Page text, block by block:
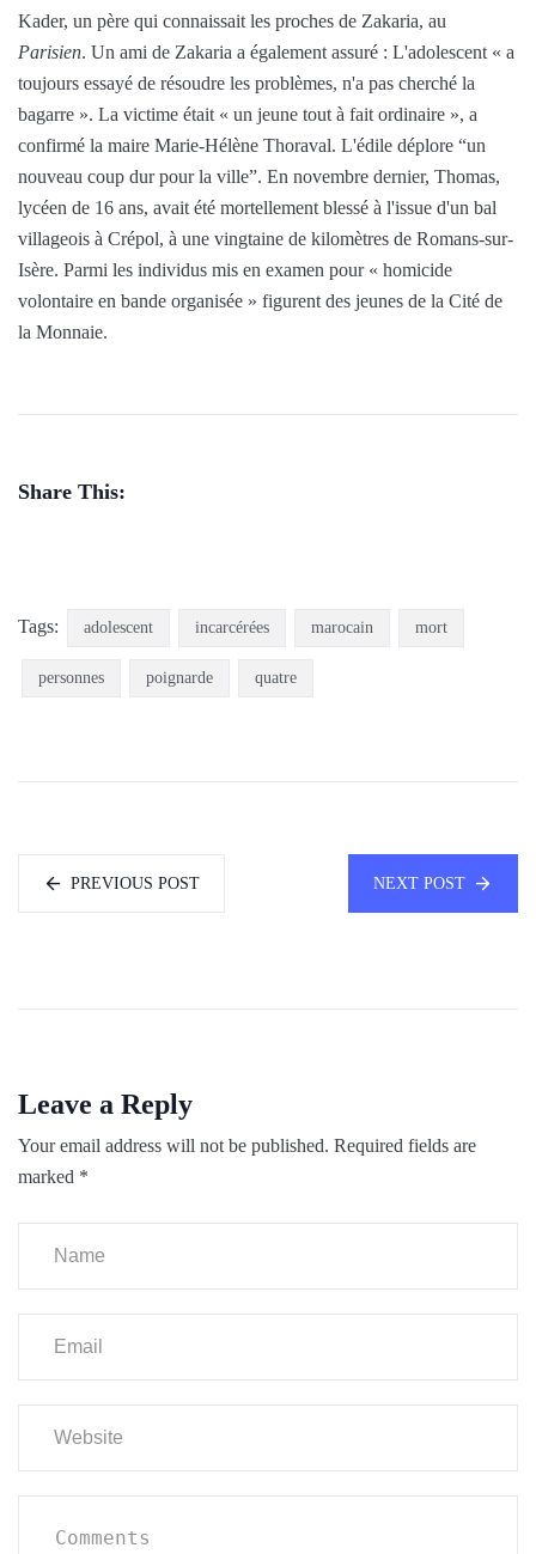
Kader, un père qui connaissait les proches de Zakaria, au
Parisien. Un ami de Zakaria a également assuré : L'adolescent « a
toujours essayé de résoudre les problèmes, n'a pas cherché la
bagarre ». La victime était « un jeune tout à fait ordinaire », a
confirmé la maire Marie-Hélène Thoraval. L'édile déplore “un
nouveau coup dur pour la ville”. En novembre dernier, Thomas,
lycéen de 16 ans, avait été mortellement blessé à l'issue d'un bal
villageois à Crépol, à une vingtaine de kilomètres de Romans-sur-
Isère. Parmi les individus mis en examen pour « homicide
volontaire en bande organisée » figurent des jeunes de la Cité de
la Monnaie.
Share This:
Tags: adolescent incarcérées marocain mort
personnes poignarde quatre
PREVIOUS POST NEXT POST
Leave a Reply
Your email address will not be published. Required fields are
marked *